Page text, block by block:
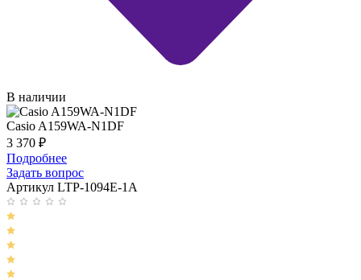
В наличии
Casio A159WA-N1DF
3 370 ₽
Подробнее
Задать вопрос
Артикул LTP-1094E-1A